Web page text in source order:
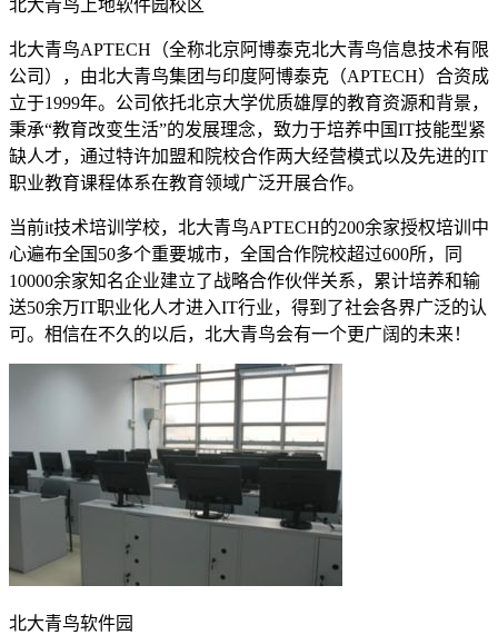
北大青鸟上地软件园校区
北大青鸟APTECH（全称北京阿博泰克北大青鸟信息技术有限
公司），由北大青鸟集团与印度阿博泰克（APTECH）合资成
立于1999年。公司依托北京大学优质雄厚的教育资源和背景，
秉承“教育改变生活”的发展理念，致力于培养中国IT技能型紧
缺人才，通过特许加盟和院校合作两大经营模式以及先进的IT
职业教育课程体系在教育领域广泛开展合作。
当前it技术培训学校，北大青鸟APTECH的200余家授权培训中
心遍布全国50多个重要城市，全国合作院校超过600所，同
10000余家知名企业建立了战略合作伙伴关系，累计培养和输
送50余万IT职业化人才进入IT行业，得到了社会各界广泛的认
可。相信在不久的以后，北大青鸟会有一个更广阔的未来！
北大青鸟软件园